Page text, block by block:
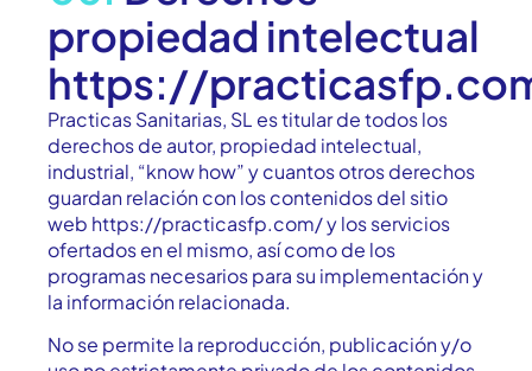
propiedad intelectual
https://
Practicas Sanitarias, SL es titular de todos los
derechos de autor, propiedad intelectual,
industrial, “know how” y cuantos otros derechos
guardan relación con los contenidos del sitio
web https://practicasfp.com/ y los servicios
ofertados en el mismo, así como de los
programas necesarios para su implementación y
la información relacionada.
No se permite la reproducción, publicación y/o